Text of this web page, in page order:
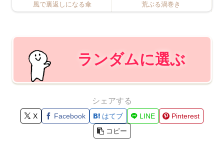
風で裏返しになる傘 荒ぶる渦巻き
ランダムに選ぶ
シェアする
X Facebook はてブ LINE
Pinterest
コピー